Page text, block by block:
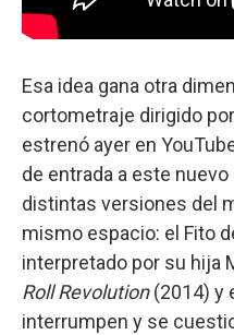
Esa idea gana otra
cortometraje dirigido por
estrenó ayer en
de entrada a este
distintas versiones del
mismo espacio: el Fito
interpretado por su hija
Roll Revolution(2014) y
interrumpen y se